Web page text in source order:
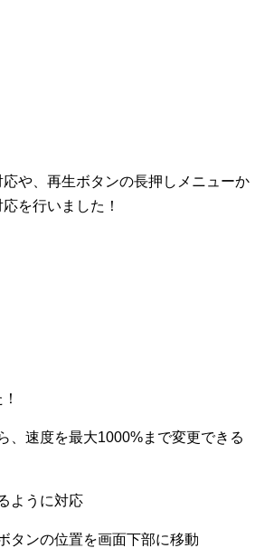
や、再生ボタンの長押しメニューか
を行いました！
、速度を最大1000%まで変更できる
ように対応
タンの位置を画面下部に移動